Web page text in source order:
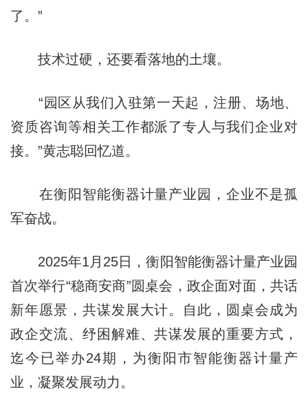
了。”
技术过硬，还要看落地的土壤。
“园区从我们入驻第一天起，注册、场地、
资质咨询等相关工作都派了专人与我们企业对
接。”黄志聪回忆道。
在衡阳智能衡器计量产业园，企业不是孤
军奋战。
2025年1月25日，衡阳智能衡器计量产业园
首次举行“稳商安商”圆桌会，政企面对面，共话
新年愿景，共谋发展大计。自此，圆桌会成为
政企交流、纾困解难、共谋发展的重要方式，
迄今已举办24期，为衡阳市智能衡器计量产
业，凝聚发展动力。